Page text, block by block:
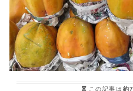
この記事は 約